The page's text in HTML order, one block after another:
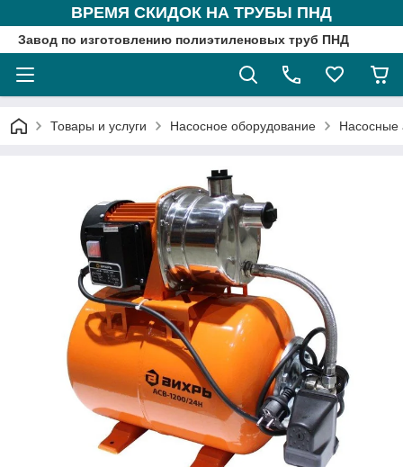
ВРЕМЯ СКИДОК НА ТРУБЫ ПНД
Завод по изготовлению полиэтиленовых труб ПНД
Товары и услуги Насосное оборудование Насосные